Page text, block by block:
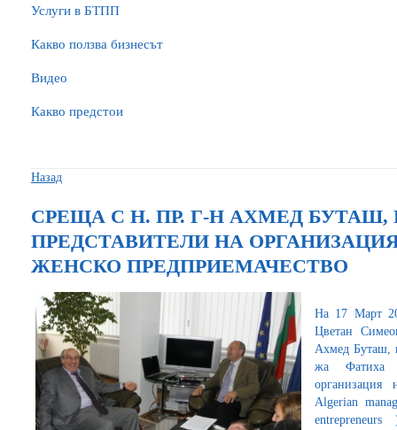
Услуги в БТПП
Какво ползва бизнесът
Видео
Какво предстои
Назад
СРЕЩА С Н. ПР. Г-Н АХМЕД
ПРЕДСТАВИТЕЛИ НА
ЖЕНСКО ПРЕДПРИЕМАЧЕСТВО
На 17 Март
Цветан
Ахмед Буташ,
жа Фатиха
Algerian